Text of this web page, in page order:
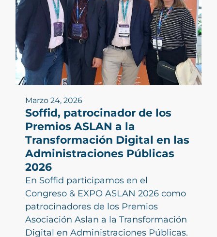
Marzo 24, 2026
Soffid, patrocinador de los
Premios ASLAN a la
Transformación Digital en las
Administraciones Públicas
2026
En Soffid participamos en el
Congreso & EXPO ASLAN 2026 como
patrocinadores de los Premios
Asociación Aslan a la Transformación
Digital en Administraciones Públicas.